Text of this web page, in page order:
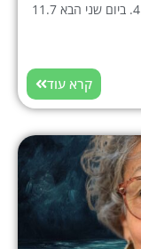
שלי לסופשבוע. משתבח כל שבוע. בלחיצה כאן 4. ביום שני הבא 11.7
קרא עוד